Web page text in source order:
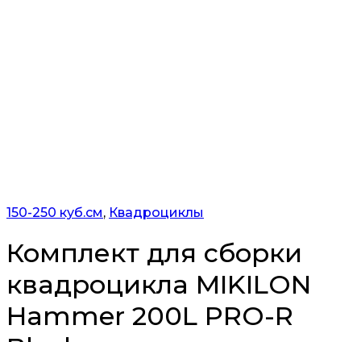
150-250 куб.см, Квадроциклы
Комплект для сборки
квадроцикла MIKILON
Hammer 200L PRO-R